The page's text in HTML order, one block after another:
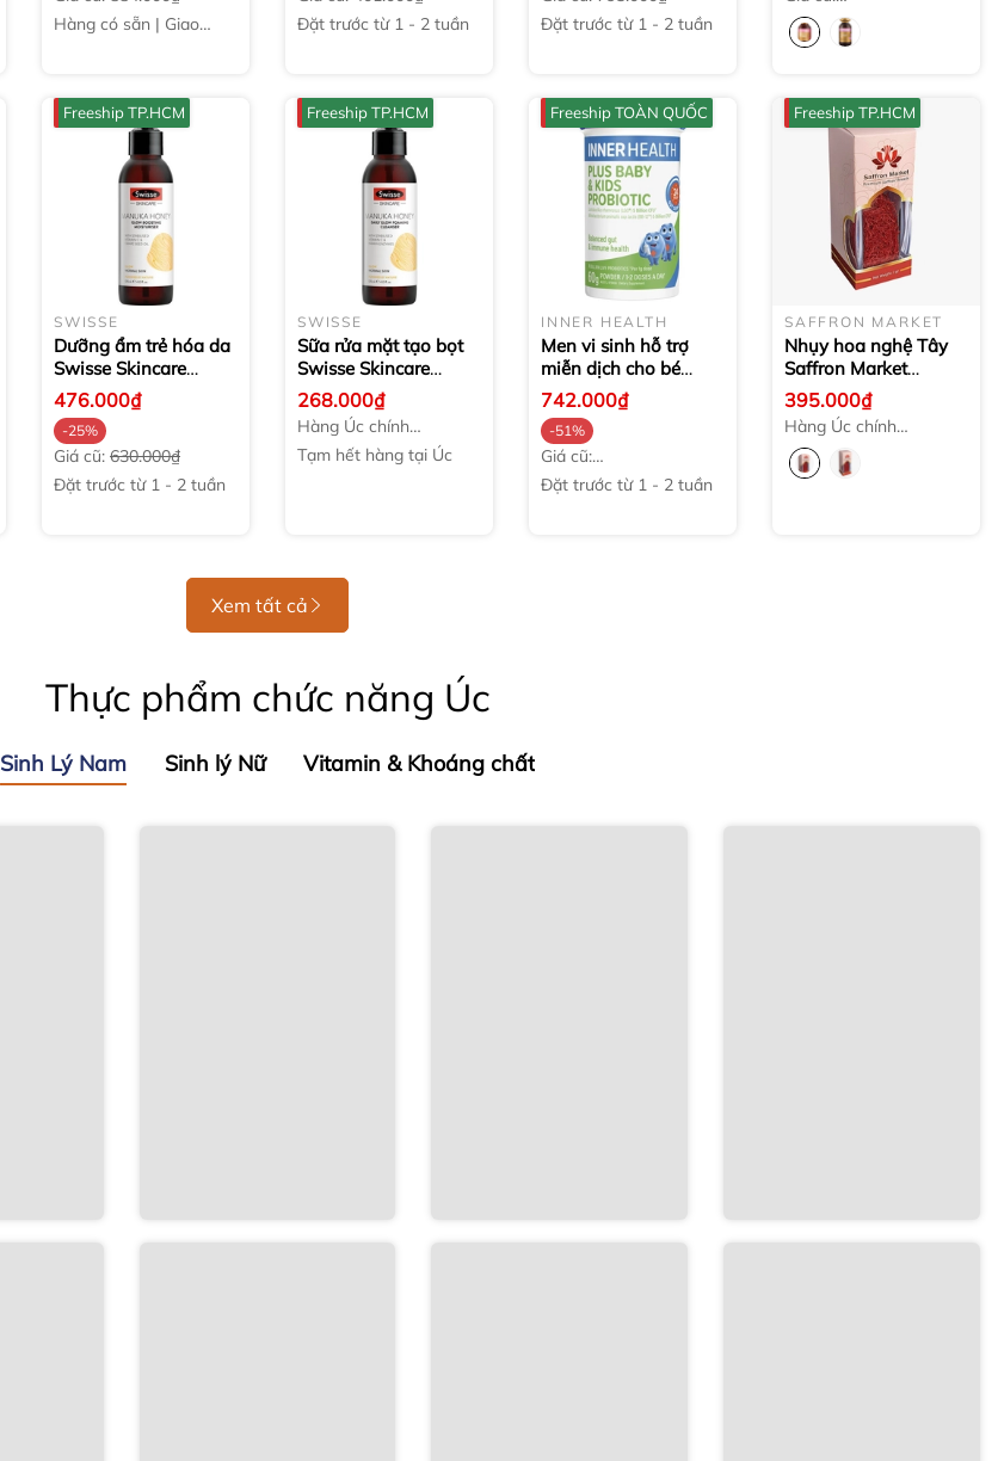
Hàng có sẵn | Giao
Đặt trước từ 1 - 2 tuần
Đặt trước từ 1 - 2 tuần
1.799.000₫
Freeship TP.HCM
SWISSE
Dưỡng ẩm trẻ hóa da
Swisse Skincare
Manuka Honey Glow
Boosting Moisturiser
120ml
476.000₫
-25%
Giá cũ: 630.000₫
Đặt trước từ 1 - 2 tuần
Freeship TP.HCM
SWISSE
Sữa rửa mặt tạo bọt
Swisse Skincare
Manuka Honey Daily
Glow Foaming
Cleanser 120ml
268.000₫
Hàng Úc chính
hãng
Tạm hết hàng tại Úc
Freeship TOÀN QUỐC
INNER HEALTH
Men vi sinh hỗ trợ
miễn dịch cho bé
Inner Health Plus
Baby & Kids Probiotic
60g
742.000₫
-51%
Giá cũ:
1.510.000₫
Đặt trước từ 1 - 2 tuần
Freeship TP.HCM
SAFFRON MARKET
Nhụy hoa nghệ Tây
Saffron Market
Premium Saffron
Threads2g
395.000₫
Hàng Úc chính
hãng
Xem tất cả
Thực phẩm chức năng Úc
Sinh Lý Nam Sinh lý Nữ Vitamin & Khoáng chất